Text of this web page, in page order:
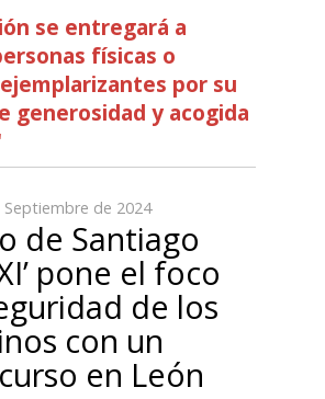
se entregará a
físicas o
por su
generosidad y acogida
de 2024
de Santiago
pone el foco
de los
con un
en León